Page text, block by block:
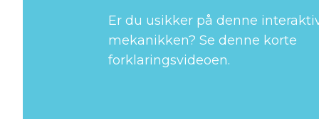
Er du usikker på denne
mekanikken? Se denne korte
forklaringsvideoen.